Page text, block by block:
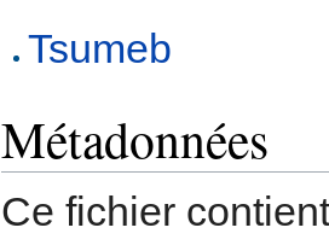
Tsumeb
Métadonnées
Ce fichier